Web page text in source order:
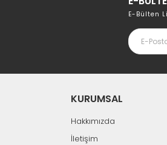
E-Bülten
KURUMSAL
Hakkımızda
İletişim